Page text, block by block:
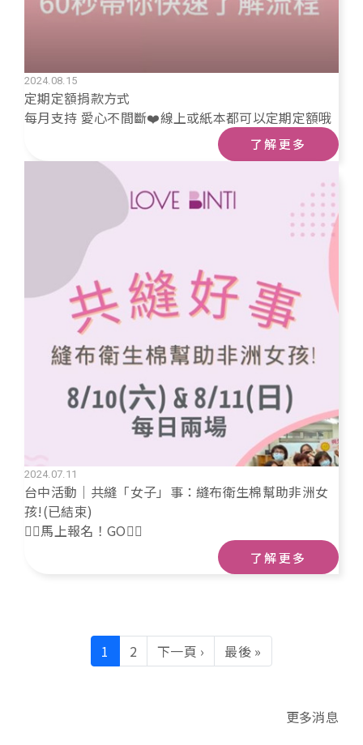
2024.08.15
定期定額捐款方式
每月支持 愛心不間斷❤️線上或紙本都可以定期定額哦
了解更多
2024.07.11
台中活動｜共縫「女子」事：縫布衛生棉幫助非洲女
孩!(已結束)
🙋‍♀️馬上報名！GO🙋‍♂️
了解更多
Pagination
1 2 下一頁 › 下一頁
最後 »
更多消息